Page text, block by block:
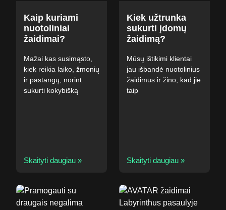
Kaip kuriami
nuotoliniai
žaidimai?
Mažai kas susimąsto,
kiek reikia laiko, žmonių
ir pastangų, norint
sukurti kokybišką
Skaityti daugiau »
Kiek užtrunka
sukurti įdomų
žaidimą?
Mūsų ištikimi klientai
jau išbandė nuotolinius
žaidimus ir žino, kad jie
taip
Skaityti daugiau »